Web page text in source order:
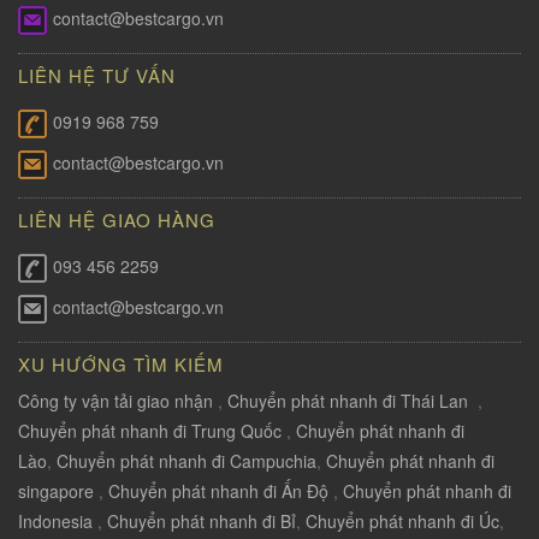
contact@bestcargo.vn
LIÊN HỆ TƯ VẤN
0919 968 759
contact@bestcargo.vn
LIÊN HỆ GIAO HÀNG
093 456 2259
contact@bestcargo.vn
XU HƯỚNG TÌM KIẾM
Công ty vận tải giao nhận , Chuyển phát nhanh đi Thái Lan ,
Chuyển phát nhanh đi Trung Quốc , Chuyển phát nhanh đi
Lào, Chuyển phát nhanh đi Campuchia, Chuyển phát nhanh đi
singapore , Chuyển phát nhanh đi Ấn Độ , Chuyển phát nhanh đi
Indonesia , Chuyển phát nhanh đi Bỉ, Chuyển phát nhanh đi Úc,